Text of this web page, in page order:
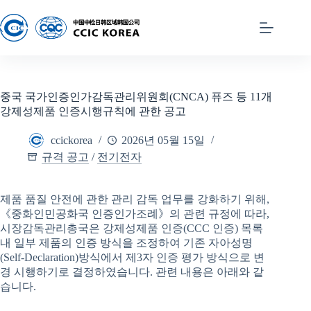
중국 국가인증인가감독관리위원회(CNCA) 퓨즈 등 11개
강제성제품 인증시행규칙에 관한 공고
ccickorea
2026년 05월 15일
규격 공고 / 전기전자
제품 품질 안전에 관한 관리 감독 업무를 강화하기 위해,
《중화인민공화국 인증인가조례》의 관련 규정에 따라,
시장감독관리총국은 강제성제품 인증(CCC 인증) 목록
내 일부 제품의 인증 방식을 조정하여 기존 자아성명
(Self-Declaration)방식에서 제3자 인증 평가 방식으로 변
경 시행하기로 결정하였습니다. 관련 내용은 아래와 같
습니다.